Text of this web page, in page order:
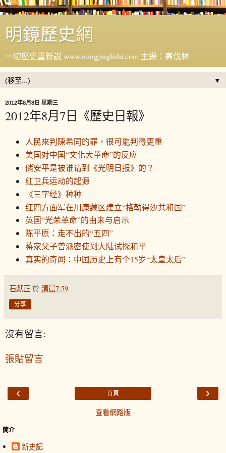
明鏡歷史網
一切歷史重新說 www.mingjinglishi.com 主編：高伐林
▼
2012年8月8日 星期三
2012年8月7日《歷史日報》
人民來判陳希同的罪，很可能判得更重
美国对中国“文化大革命”的反应
储安平是被谁请到《光明日报》的？
红卫兵运动的起源
《三字经》种种
红四方面军在川康藏区建立“格勒得沙共和国”
英国“光荣革命”的由来与启示
陈平原：走不出的“五四”
蒋家父子曾派密使到大陆试探和平
真实的奇闻：中国历史上有个15岁“太皇太后”
石獻正 於 清晨7:59
分享
沒有留言:
張貼留言
‹ ›
首頁
查看網路版
簡介
新史記